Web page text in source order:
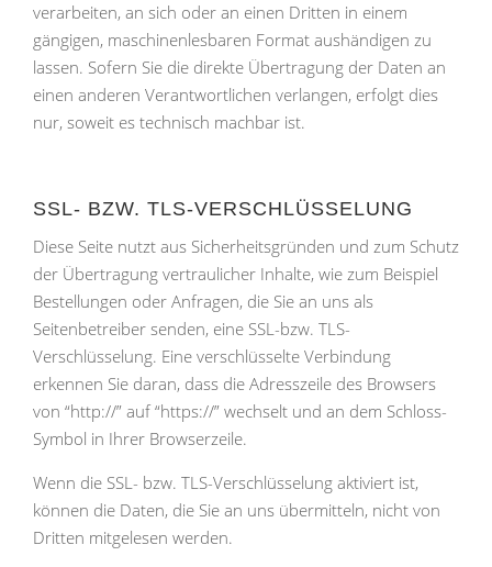
verarbeiten, an sich oder an einen Dritten in einem
gängigen, maschinenlesbaren Format aushändigen zu
lassen. Sofern Sie die direkte Übertragung der Daten an
einen anderen Verantwortlichen verlangen, erfolgt dies
nur, soweit es technisch machbar ist.
SSL- BZW. TLS-VERSCHLÜSSELUNG
Diese Seite nutzt aus Sicherheitsgründen und zum Schutz
der Übertragung vertraulicher Inhalte, wie zum Beispiel
Bestellungen oder Anfragen, die Sie an uns als
Seitenbetreiber senden, eine SSL-bzw. TLS-
Verschlüsselung. Eine verschlüsselte Verbindung
erkennen Sie daran, dass die Adresszeile des Browsers
von “http://” auf “https://” wechselt und an dem Schloss-
Symbol in Ihrer Browserzeile.
Wenn die SSL- bzw. TLS-Verschlüsselung aktiviert ist,
können die Daten, die Sie an uns übermitteln, nicht von
Dritten mitgelesen werden.